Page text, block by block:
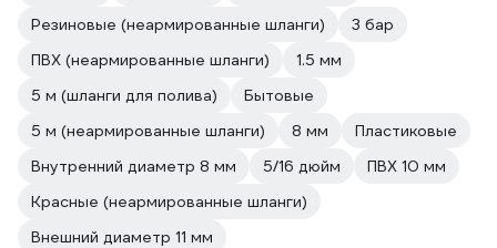
Резиновые (неармированные шланги)
3 бар
ПВХ (неармированные шланги)
1.5 мм
5 м (шланги для полива)
Бытовые
5 м (неармированные шланги)
8 мм
Пластиковые
Внутренний диаметр 8 мм
5/16 дюйм
ПВХ 10 мм
Красные (неармированные шланги)
Внешний диаметр 11 мм